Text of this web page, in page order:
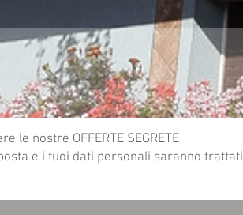
le nostre OFFERTE SEGRETE
e i tuoi dati personali saranno trattati